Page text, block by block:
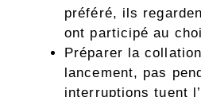
préféré, ils
ont participé au
Préparer la
lancement, pas
interruptions tuent